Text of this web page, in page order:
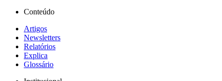
Conteúdo
Artigos
Newsletters
Relatórios
Explica
Glossário